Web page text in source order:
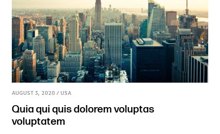
AUGUST 3, 2020 / USA
Quia qui quis dolorem voluptas
voluptatem